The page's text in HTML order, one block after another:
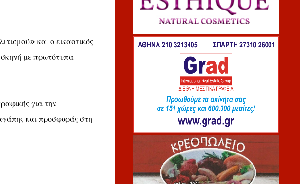
και ο εικαστικός
σκηνή με πρωτότυπα
για την
και προσφοράς στη